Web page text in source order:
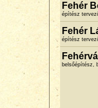
Fehér
építész
Fehér
építész
belsőépítész,